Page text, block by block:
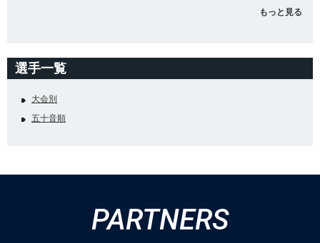
もっと見る
選手一覧
大会別
五十音順
PARTNERS